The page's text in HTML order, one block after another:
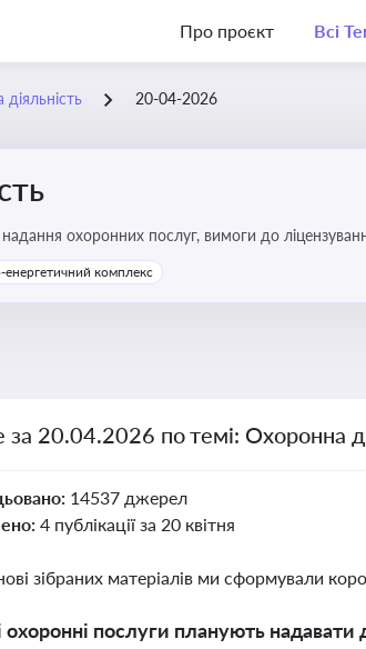
Про проєкт Всі
20-04-2026
охоронних послуг, вимоги до
комплекс
за 20.04.2026 по темі: Охоронна
14537 джерел
4 публікації за 20 квітня
зібраних матеріалів ми сформували
охоронні послуги планують надавати